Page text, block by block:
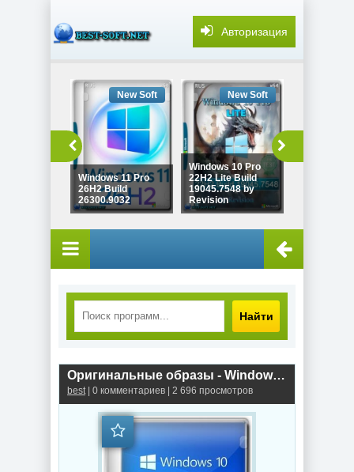
Авторизация
Windows 11 Pro
26H2 Build
26300.9032
New Soft
Windows 10 Pro
22H2 Lite Build
19045.7548 by
Revision
New Soft
Найти
Оригинальные образы - Windows 10.0.19042.746 Version 20H2 (Updated January 2021)
best| 0 комментариев | 2 696 просмотров